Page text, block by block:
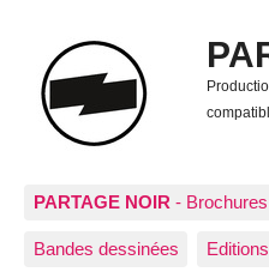
PARTAGE NOIR - Brochures
Bandes dessinées